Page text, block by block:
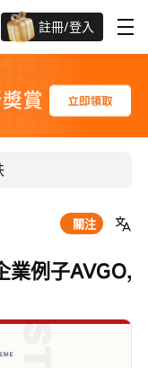
註冊/登入
關注
業例子AVGO,